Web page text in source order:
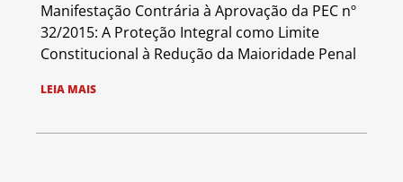
Manifestação Contrária à Aprovação da PEC nº
32/2015: A Proteção Integral como Limite
Constitucional à Redução da Maioridade Penal
LEIA MAIS